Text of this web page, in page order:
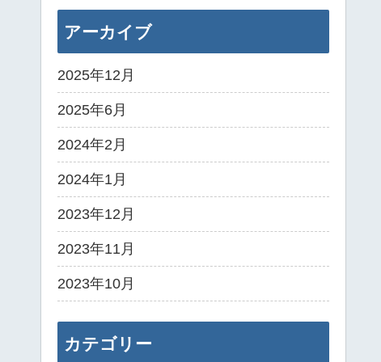
アーカイブ
2025年12月
2025年6月
2024年2月
2024年1月
2023年12月
2023年11月
2023年10月
カテゴリー